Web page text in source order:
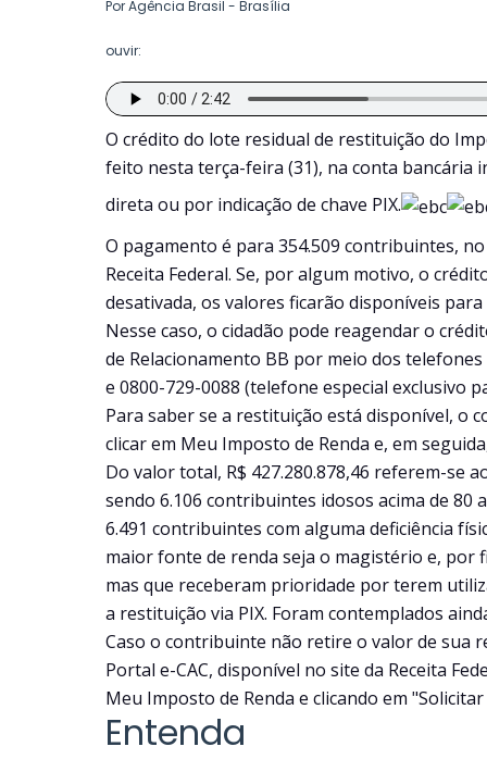
Por Agência Brasil - Brasília
ouvir:
O crédito do lote residual de restituição do
feito nesta terça-feira (31), na conta bancária
direta ou por indicação de chave PIX.
O pagamento é para 354.509 contribuintes,
Receita Federal. Se, por algum motivo, o
desativada, os valores ficarão disponíveis
Nesse caso, o cidadão pode reagendar o
de Relacionamento BB por meio dos
e 0800-729-0088 (telefone especial exclusivo
Para saber se a restituição está disponível, o
clicar em Meu Imposto de Renda e, em
Do valor total, R$ 427.280.878,46 referem-se
sendo 6.106 contribuintes idosos acima de 80
6.491 contribuintes com alguma deficiência
maior fonte de renda seja o magistério e, por
mas que receberam prioridade por terem
a restituição via PIX. Foram contemplados
Caso o contribuinte não retire o valor de sua
Portal e-CAC, disponível no site da Receita
Meu Imposto de Renda e clicando em
Entenda